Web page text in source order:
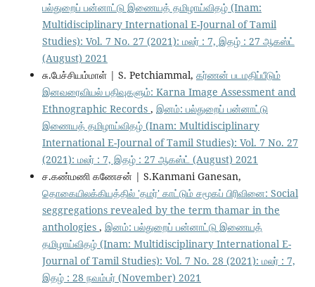
பல்துறைப் பன்னாட்டு இணையத் தமிழாய்விதழ் (Inam:
Multidisciplinary International E-Journal of Tamil
Studies): Vol. 7 No. 27 (2021): மலர் : 7, இதழ் : 27 ஆகஸ்ட்
(August) 2021
சு.பேச்சியம்மாள் | S. Petchiammal, கர்ணன் படமதிப்பீடும்
இனவரைவியல் பதிவுகளும்: Karna Image Assessment and
Ethnographic Records , இனம்: பல்துறைப் பன்னாட்டு
இணையத் தமிழாய்விதழ் (Inam: Multidisciplinary
International E-Journal of Tamil Studies): Vol. 7 No. 27
(2021): மலர் : 7, இதழ் : 27 ஆகஸ்ட் (August) 2021
ச.கண்மணி கணேசன் | S.Kanmani Ganesan,
தொகையிலக்கியத்தில் 'தமர்' காட்டும் சமூகப் பிரிவினை: Social
seggregations revealed by the term thamar in the
anthologies , இனம்: பல்துறைப் பன்னாட்டு இணையத்
தமிழாய்விதழ் (Inam: Multidisciplinary International E-
Journal of Tamil Studies): Vol. 7 No. 28 (2021): மலர் : 7,
இதழ் : 28 நவம்பர் (November) 2021